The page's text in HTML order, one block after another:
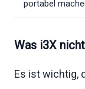
portabel
Was i3X
Es ist wichtig,